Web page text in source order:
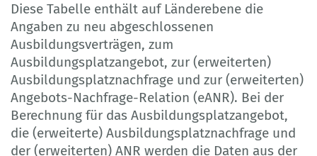
Diese Tabelle enthält auf Länderebene die
Angaben zu neu abgeschlossenen
Ausbildungsverträgen, zum
Ausbildungsplatzangebot, zur (erweiterten)
Ausbildungsplatznachfrage und zur (erweiterten)
Angebots-Nachfrage-Relation (eANR). Bei der
Berechnung für das Ausbildungsplatzangebot,
die (erweiterte) Ausbildungsplatznachfrage und
der (erweiterten) ANR werden die Daten aus der